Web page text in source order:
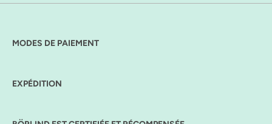
MODES DE PAIEMENT
EXPÉDITION